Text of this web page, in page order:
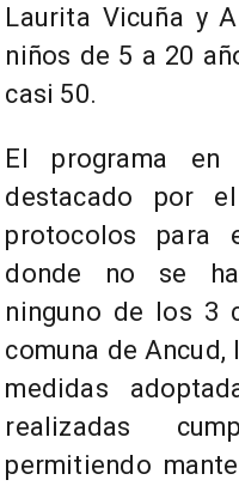
Laurita Vicuña y
niños de 5 a 20
casi 50.
El programa
destacado por
protocolos para
donde no se
ninguno de los 3
comuna de Ancud,
medidas
realizadas
permitiendo